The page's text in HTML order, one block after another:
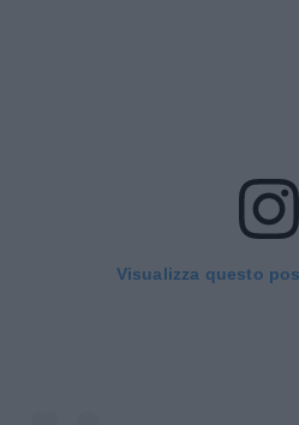
Visualizza questo